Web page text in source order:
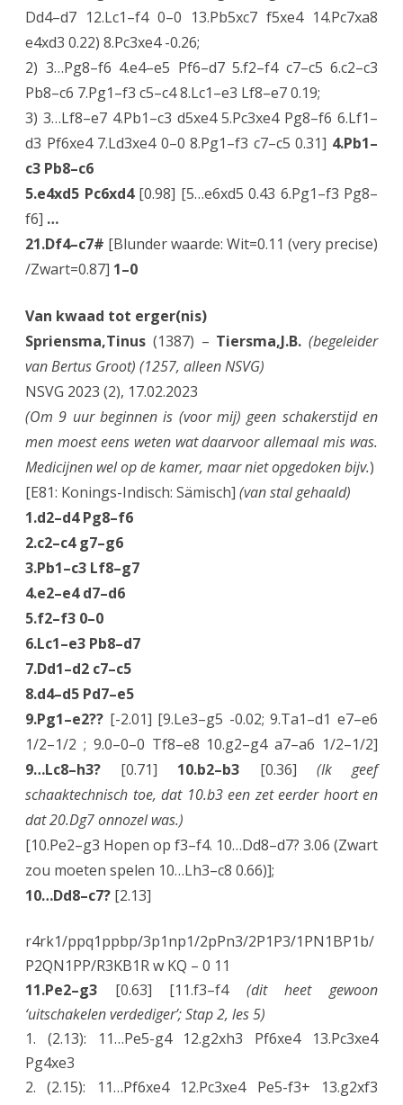
Dd4–d7 12.Lc1–f4 0–0 13.Pb5xc7 f5xe4 14.Pc7xa8
e4xd3 0.22) 8.Pc3xe4 -0.26;
2) 3…Pg8–f6 4.e4–e5 Pf6–d7 5.f2–f4 c7–c5 6.c2–c3
Pb8–c6 7.Pg1–f3 c5–c4 8.Lc1–e3 Lf8–e7 0.19;
3) 3…Lf8–e7 4.Pb1–c3 d5xe4 5.Pc3xe4 Pg8–f6 6.Lf1–
d3 Pf6xe4 7.Ld3xe4 0–0 8.Pg1–f3 c7–c5 0.31] 4.Pb1–
c3 Pb8–c6
5.e4xd5 Pc6xd4[0.98] [5…e6xd5 0.43 6.Pg1–f3 Pg8–
f6] …
21.Df4–c7# [Blunder waarde: Wit=0.11 (very precise)
/Zwart=0.87] 1–0
Van kwaad tot erger(nis)
Spriensma,Tinus (1387) – Tiersma,J.B. (begeleider
van Bertus Groot) (1257, alleen NSVG)
NSVG 2023 (2), 17.02.2023
(Om 9 uur beginnen is (voor mij) geen schakerstijd en
men moest eens weten wat daarvoor allemaal mis was.
Medicijnen wel op de kamer, maar niet opgedoken bijv.)
[E81: Konings-Indisch: Sämisch] (van stal gehaald)
1.d2–d4 Pg8–f6
2.c2–c4 g7–g6
3.Pb1–c3 Lf8–g7
4.e2–e4 d7–d6
5.f2–f3 0–0
6.Lc1–e3 Pb8–d7
7.Dd1–d2 c7–c5
8.d4–d5 Pd7–e5
9.Pg1–e2?? [-2.01] [9.Le3–g5 -0.02; 9.Ta1–d1 e7–e6
1/2–1/2 ; 9.0–0–0 Tf8–e8 10.g2–g4 a7–a6 1/2–1/2]
9…Lc8–h3? [0.71] 10.b2–b3 [0.36] (Ik geef
schaaktechnisch toe, dat 10.b3 een zet eerder hoort en
dat 20.Dg7 onnozel was.)
[10.Pe2–g3 Hopen op f3–f4. 10…Dd8–d7? 3.06 (Zwart
zou moeten spelen 10…Lh3–c8 0.66)];
10…Dd8–c7? [2.13]
r4rk1/ppq1ppbp/3p1np1/2pPn3/2P1P3/1PN1BP1b/
P2QN1PP/R3KB1R w KQ – 0 11
11.Pe2–g3 [0.63] [11.f3–f4 (dit heet gewoon
‘uitschakelen verdediger’; Stap 2, les 5)
1. (2.13): 11…Pe5-g4 12.g2xh3 Pf6xe4 13.Pc3xe4
Pg4xe3
2. (2.15): 11…Pf6xe4 12.Pc3xe4 Pe5-f3+ 13.g2xf3